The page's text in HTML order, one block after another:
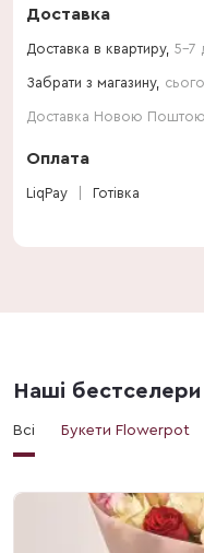
Доставка
Доставка в квартиру, 5-7
Забрати з магазину,
Доставка Новою Поштою
Оплата
LiqPay Готівка
Наші бестселери
Всі Букети Flowerpot